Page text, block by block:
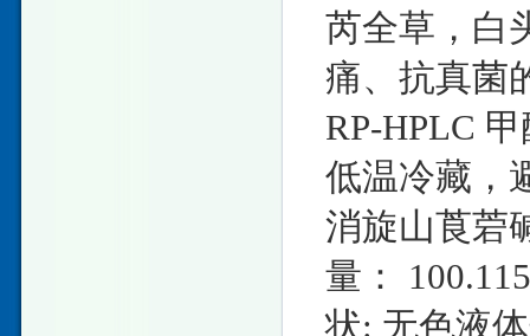
芮全草，白
痛、抗真菌
RP-HPLC
低温冷藏，
消旋山莨菪
量：
状: 无色液